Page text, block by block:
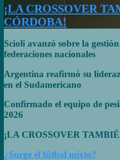
¡LA CROSSOVER
CÓRDOBA!
Scioli avanzó sobre la
federaciones nacionales
Argentina reafirmó su
en el Sudamericano
Confirmado el equipo de
2026
¡LA CROSSOVER
¿Surge el fútbol mixto?